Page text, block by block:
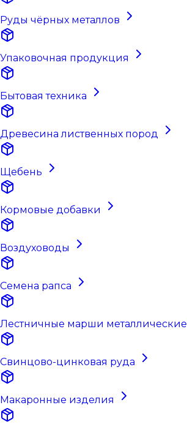
Руды чёрных металлов
Упаковочная продукция
Бытовая техника
Древесина лиственных пород
Щебень
Кормовые добавки
Воздуховоды
Семена рапса
Лестничные марши металлические
Свинцово-цинковая руда
Макаронные изделия